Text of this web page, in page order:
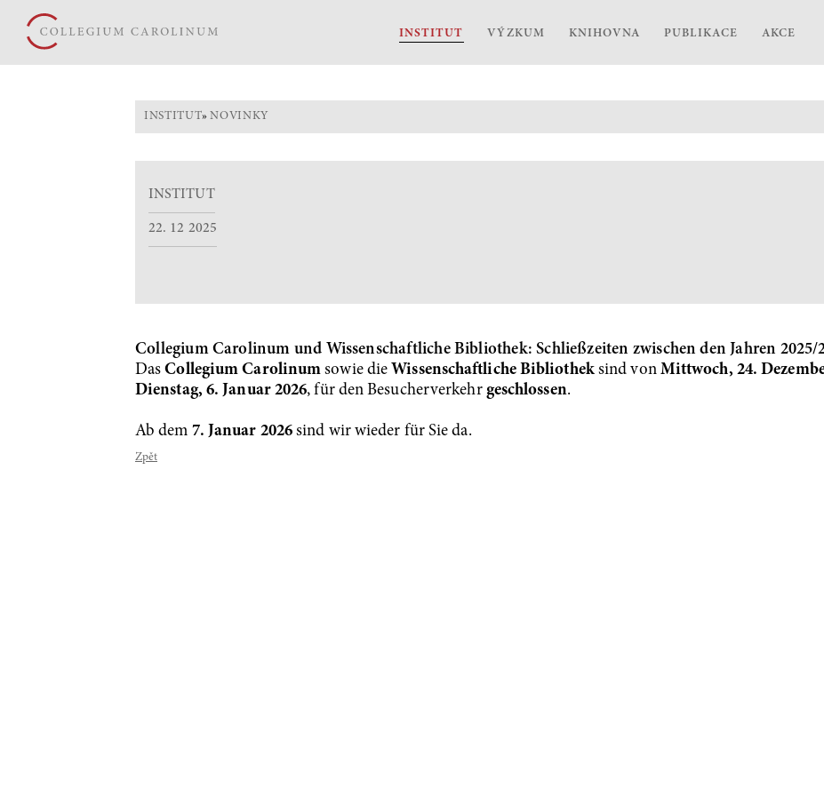
INSTITUT VÝZKUM KNIHOVNA PUBLIKACE AKCE
INSTITUT»NOVINKY
INSTITUT
22. 12 2025
Collegium Carolinum und Wissenschaftliche Bibliothek: Schließzeiten zwischen den Jahren 2025/
DasCollegium Carolinum sowie die Wissenschaftliche Bibliotheksind von Mittwoch, 24.
Dienstag, 6. Januar 2026, für den Besucherverkehr geschlossen.
Ab dem 7. Januar 2026 sind wir wieder für Sie da.
Zpět